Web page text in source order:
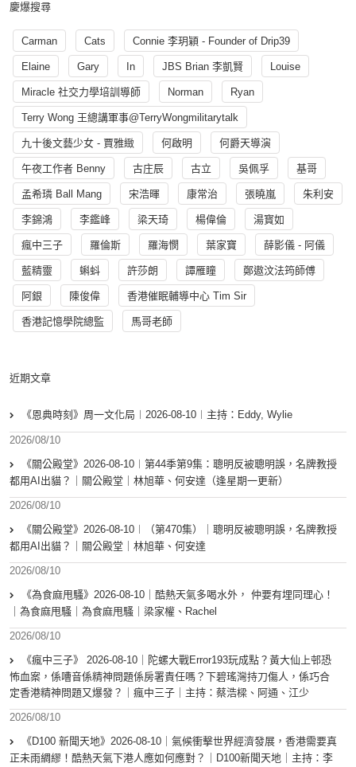
慶爆搜尋
Carman Cats Connie 李玥穎 - Founder of Drip39
Elaine Gary In JBS Brian 李凱賢 Louise
Miracle 社交力學培訓導師 Norman Ryan
Terry Wong 王總講軍事@TerryWongmilitarytalk
九十後文藝少女 - 賈雅緻 何啟明 何爵天導演
午夜工作者 Benny 古庄辰 古立 吳佩孚 基哥
孟希璘 Ball Mang 宋浩暉 康常治 張曉嵐 朱利安
李錦鴻 李鑑峰 梁天琦 楊偉倫 湯寳如
瘋中三子 羅倫斯 羅海憫 葉家寶 薛影儀 - 阿儀
藍精靈 蝌蚪 許莎朗 譚雁瞳 鄭遨汶法筠師傅
阿銀 陳俊偉 香港催眠輔導中心 Tim Sir
香港記憶學院總監 馬哥老師
近期文章
《恩典時刻》周一文化局︱2026-08-10︱主持：Eddy, Wylie
2026/08/10
《關公殿堂》2026-08-10︱第44季第9集：聰明反被聰明誤，名牌教授
都用AI出貓？｜關公殿堂｜林旭華、何安達（逢星期一更新）
2026/08/10
《關公殿堂》2026-08-10︱（第470集）｜聰明反被聰明誤，名牌教授
都用AI出貓？｜關公殿堂｜林旭華、何安達
2026/08/10
《為食麻甩騷》2026-08-10｜酷熱天氣多喝水外， 仲要有埋同理心！
｜為食麻甩騷｜為食麻甩騷｜梁家權、Rachel
2026/08/10
《瘋中三子》 2026-08-10｜陀螺大戰Error193玩成點？黃大仙上邨恐
怖血案，係嘈音係精神問題係房署責任嗎？下碧瑤灣持刀傷人，係巧合
定香港精神問題又爆發？｜瘋中三子｜主持：蔡浩樑、阿通、江少
2026/08/10
《D100 新聞天地》2026-08-10｜氣候衝擊世界經濟發展，香港需要真
正未雨綢繆！酷熱天氣下港人應如何應對？｜D100新聞天地｜主持：李